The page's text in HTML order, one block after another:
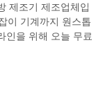
제조기 제조업체입
이 기계까지 원스톱
인을 위해 오늘 무료